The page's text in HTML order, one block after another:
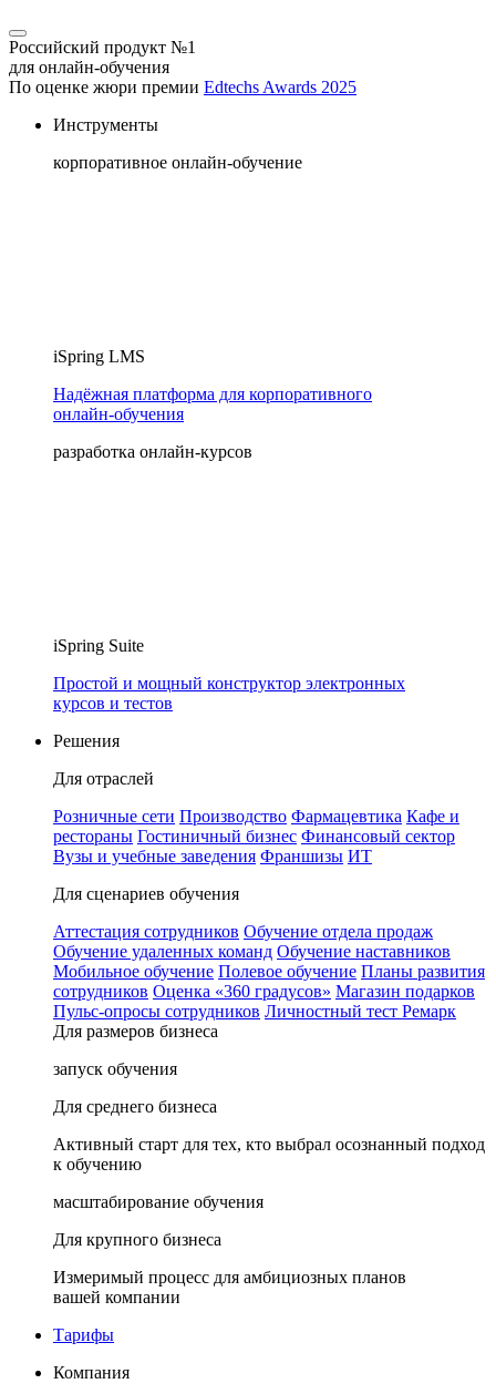
Российский продукт №1
для онлайн-обучения
По оценке жюри премии Edtechs Awards 2025
Инструменты
корпоративное онлайн-обучение
iSpring LMS
Надёжная платформа для корпоративного
онлайн‑обучения
разработка онлайн-курсов
iSpring Suite
Простой и мощный конструктор электронных
курсов и тестов
Решения
Для отраслей
Розничные сети Производство Фармацевтика Кафе и
рестораны Гостиничный бизнес Финансовый сектор
Вузы и учебные заведения Франшизы ИТ
Для сценариев обучения
Аттестация сотрудников Обучение отдела продаж
Обучение удаленных команд Обучение наставников
Мобильное обучение Полевое обучение Планы развития
сотрудников Оценка «360 градусов» Магазин подарков
Пульс-опросы сотрудников Личностный тест Ремарк
Для размеров бизнеса
запуск обучения
Для среднего бизнеса
Активный старт для тех, кто выбрал осознанный подход
к обучению
масштабирование обучения
Для крупного бизнеса
Измеримый процесс для амбициозных планов
вашей компании
Тарифы
Компания